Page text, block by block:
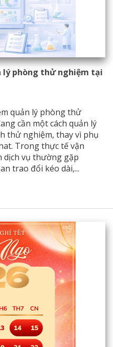
lý phòng thử nghiệm tại
quản lý phòng thử
cần một cách quản lý
thử nghiệm, thay vì phụ
Trong thực tế vận
dịch vụ thường gặp
trao đổi kéo dài,...